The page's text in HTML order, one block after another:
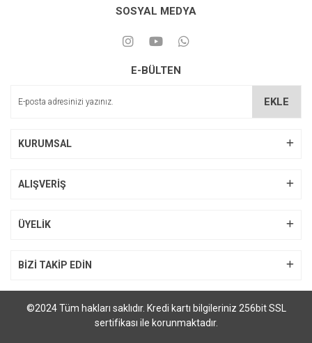
SOSYAL MEDYA
E-BÜLTEN
EKLE
KURUMSAL
ALIŞVERİŞ
ÜYELİK
BİZİ TAKİP EDİN
©2024 Tüm hakları saklıdır. Kredi kartı bilgileriniz 256bit SSL
sertifikası ile korunmaktadır.